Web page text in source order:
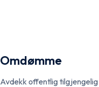
Omdømme
Avdekk offentlig